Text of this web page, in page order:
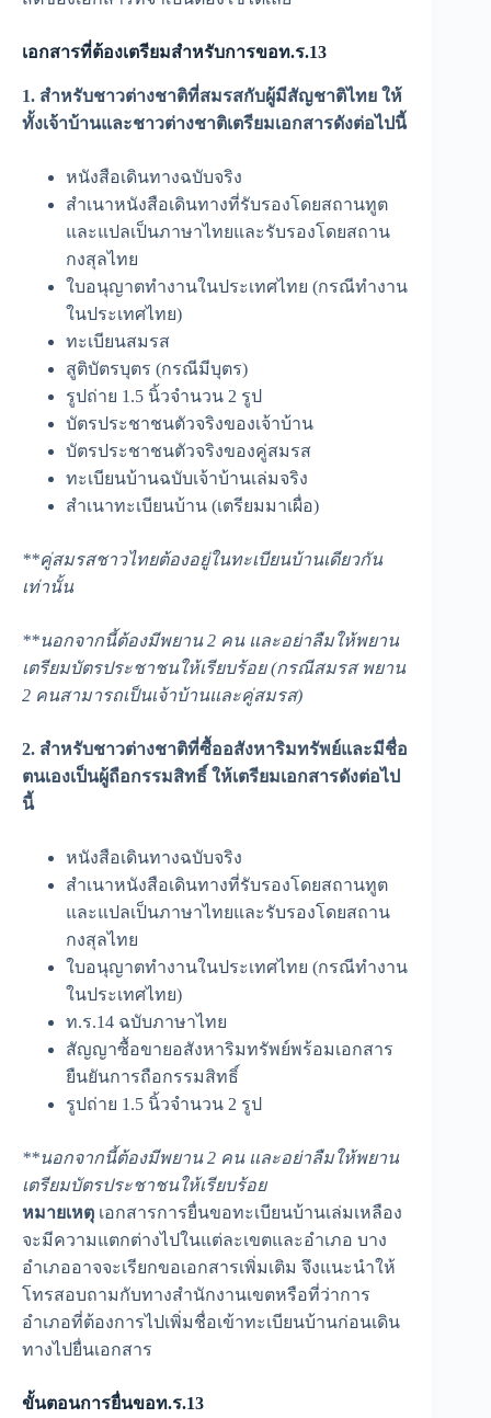
เอกสารที่ต้องเตรียมสำหรับการขอท.ร.13
1. สำหรับชาวต่างชาติที่สมรสกับผู้มีสัญชาติไทย ให้
ทั้งเจ้าบ้านและชาวต่างชาติเตรียมเอกสารดังต่อไปนี้
หนังสือเดินทางฉบับจริง
สำเนาหนังสือเดินทางที่รับรองโดยสถานทูต
และแปลเป็นภาษาไทยและรับรองโดยสถาน
กงสุลไทย
ใบอนุญาตทำงานในประเทศไทย (กรณีทำงาน
ในประเทศไทย)
ทะเบียนสมรส
สูติบัตรบุตร (กรณีมีบุตร)
รูปถ่าย 1.5 นิ้วจำนวน 2 รูป
บัตรประชาชนตัวจริงของเจ้าบ้าน
บัตรประชาชนตัวจริงของคู่สมรส
ทะเบียนบ้านฉบับเจ้าบ้านเล่มจริง
สำเนาทะเบียนบ้าน (เตรียมมาเผื่อ)
**คู่สมรสชาวไทยต้องอยู่ในทะเบียนบ้านเดียวกัน
เท่านั้น
**นอกจากนี้ต้องมีพยาน 2 คน และอย่าลืมให้พยาน
เตรียมบัตรประชาชนให้เรียบร้อย (กรณีสมรส พยาน
2 คนสามารถเป็นเจ้าบ้านและคู่สมรส)
2. สำหรับชาวต่างชาติที่ซื้ออสังหาริมทรัพย์และมีชื่อ
ตนเองเป็นผู้ถือกรรมสิทธิ์ ให้เตรียมเอกสารดังต่อไป
นี้
หนังสือเดินทางฉบับจริง
สำเนาหนังสือเดินทางที่รับรองโดยสถานทูต
และแปลเป็นภาษาไทยและรับรองโดยสถาน
กงสุลไทย
ใบอนุญาตทำงานในประเทศไทย (กรณีทำงาน
ในประเทศไทย)
ท.ร.14 ฉบับภาษาไทย
สัญญาซื้อขายอสังหาริมทรัพย์พร้อมเอกสาร
ยืนยันการถือกรรมสิทธิ์
รูปถ่าย 1.5 นิ้วจำนวน 2 รูป
**นอกจากนี้ต้องมีพยาน 2 คน และอย่าลืมให้พยาน
เตรียมบัตรประชาชนให้เรียบร้อย
หมายเหตุ เอกสารการยื่นขอทะเบียนบ้านเล่มเหลือง
จะมีความแตกต่างไปในแต่ละเขตและอำเภอ บาง
อำเภออาจจะเรียกขอเอกสารเพิ่มเติม จึงแนะนำให้
โทรสอบถามกับทางสำนักงานเขตหรือที่ว่าการ
อำเภอที่ต้องการไปเพิ่มชื่อเข้าทะเบียนบ้านก่อนเดิน
ทางไปยื่นเอกสาร
ขั้นตอนการยื่นขอท.ร.13